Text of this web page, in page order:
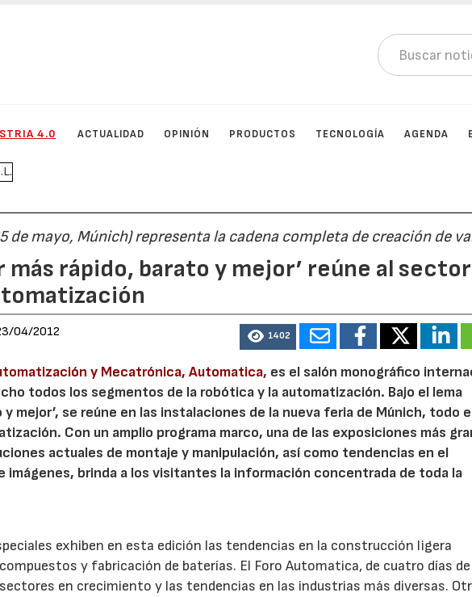
4.0 ACTUALIDAD OPINIÓN PRODUCTOS TECNOLOGÍA AGENDA
de mayo, Múnich) representa la cadena completa de creación de
más rápido, barato y mejor’ reúne al sector
04/2012 1402
y Mecatrónica, Automatica, es el salón monográfico
todos los segmentos de la robótica y la automatización. Bajo el lema
y mejor’, se reúne en las instalaciones de la nueva feria de Múnich, todo
Con un amplio programa marco, una de las exposiciones más
actuales de montaje y manipulación, así como tendencias en el
imágenes, brinda a los visitantes la información concentrada de toda la
exhiben en esta edición las tendencias en la construcción ligera
y fabricación de baterías. El Foro Automatica, de cuatro días de
en crecimiento y las tendencias en las industrias más diversas.